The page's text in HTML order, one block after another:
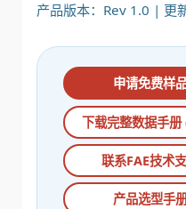
产品版本：Rev 1.0 | 更
申请免费样
下载完整数据手册
联系FAE技术
产品选型手